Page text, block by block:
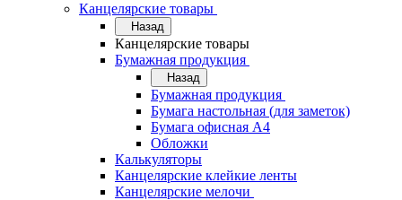
Канцелярские товары
Назад
Канцелярские товары
Бумажная продукция
Назад
Бумажная продукция
Бумага настольная (для заметок)
Бумага офисная А4
Обложки
Калькуляторы
Канцелярские клейкие ленты
Канцелярские мелочи